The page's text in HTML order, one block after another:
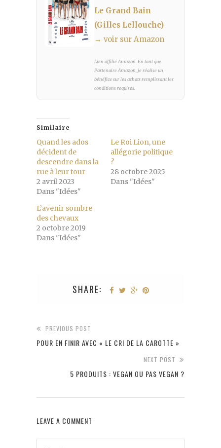
Le Grand Bain
(Gilles Lellouche)
→ voir sur Amazon
Lien affilié Amazon. En tant que
Partenaire Amazon, je réalise un
bénéfice sur les achats remplissant les
conditions requises.
Similaire
Quand les ados
décident de
descendre dans la
rue à leur tour
2 avril 2023
Dans "Idées"
Le Roi Lion, une
allégorie politique
?
28 octobre 2025
Dans "Idées"
L’avenir sombre
des chevaux
2 octobre 2019
Dans "Idées"
SHARE:
PREVIOUS POST
POUR EN FINIR AVEC « LE CRI DE LA CAROTTE »
NEXT POST
5 PRODUITS : VEGAN OU PAS VEGAN ?
LEAVE A COMMENT